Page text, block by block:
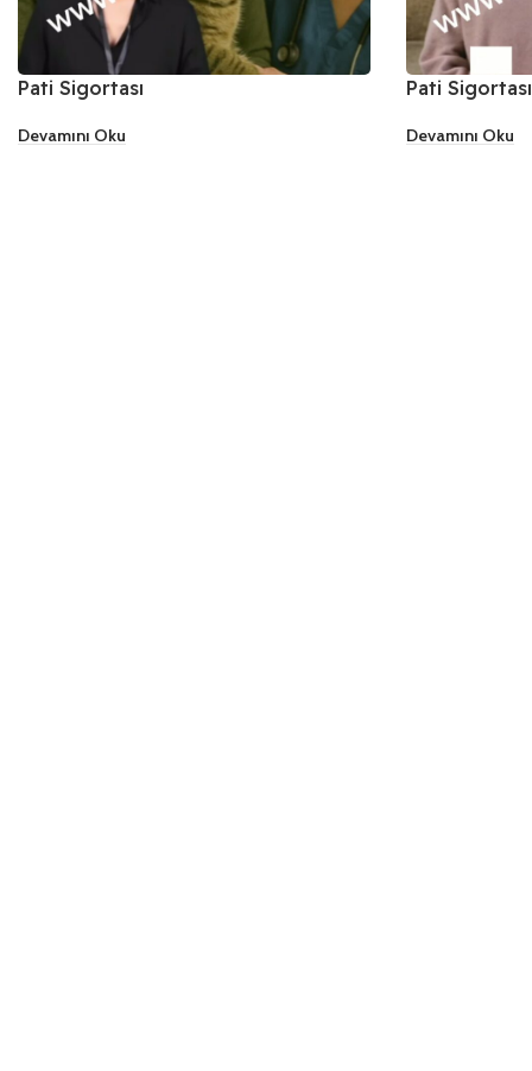
Pati Sigortası
Devamını Oku
Pati Sigortası
Devamını Oku